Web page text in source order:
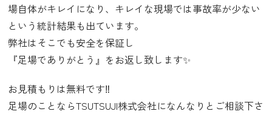
場自体がキレイになり、キレイな現場では事故率が少ない
という統計結果も出ています。
弊社はそこでも安全を保証し
『足場でありがとう』をお返し致します✨
お見積もりは無料です‼️
足場のことならTSUTSUJI株式会社になんなりとご相談下さ